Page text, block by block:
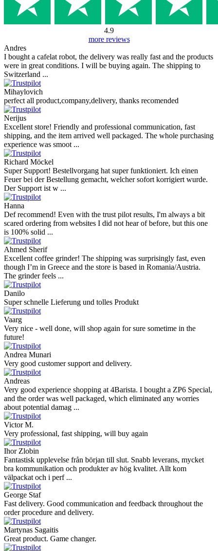
4.9
more reviews
Andres
I bought a cafelat robot, the delivery was really fast and the products
were in great conditions. I will be buying again. The shipping to
Switzerland ...
Mihaylovich
perfect all product,company,delivery, thanks recomended
Nerijus
Excellent store! Friendly and professional communication, fast
shipping, and the item arrived well packaged. The whole purchasing
experience was smoot ...
Richard Möckel
Super Support! Bestellvorgang hat super funktioniert. Ich einen
Feuer bei der Bestellung gemacht, welcher sofort korrigiert wurde.
Der Support ist w ...
Hanna
Def recommend! Even with the trust pilot results, I'm always a bit
scared ordering from websites I did not hear of before, but this one
is 100% solid ...
Ahmed Sherif
Excellent coffee grinder! The shipping was surprisingly fast, even
though I’m in Greece and the store is based in Romania/Austria.
The grinder feels ...
Danilo
Super schnelle Lieferung und tolles Produkt
Vaarg
Very nice - well done, will shop again for sure sometime in the
future!
Andrea Munari
Very good customer support and delivery.
Andreas
Very good experience shopping at 4Barista. I bought a ZP6 Special,
and the order was well packaged, which eliminated any worries
about potential damag ...
Victor M.
Very professional, fast shipping, will buy again
Ihor Zlobin
Fantastisk upplevelse från början till slut. Snabb leverans, mycket
bra kommunikation och produkter av hög kvalitet. Allt kom
välpackat och i perf ...
George Staf
Fast delivery. Good communication and feedback throughout the
order procedure and delivery.
Martynas Sagaitis
Great product. Game changer.